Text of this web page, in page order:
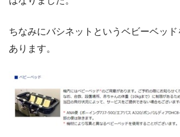
ちなみにバシネットというベビーベッ
あります。